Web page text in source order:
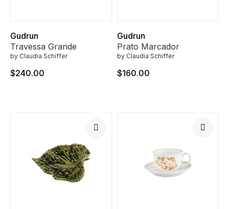
Gudrun
Travessa Grande
by Claudia Schiffer
$240.00
Gudrun
Prato Marcador
by Claudia Schiffer
$160.00